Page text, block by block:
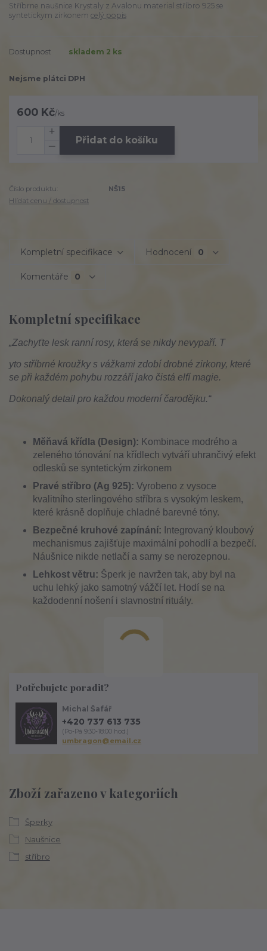
Stříbrne naušnice Krystaly z Avalonu material stříbro 925 se
syntetickym zirkonem celý popis
Dostupnost skladem 2 ks
Nejsme plátci DPH
600 Kč/ks
Přidat do košíku
Číslo produktu:
NŠ15
Hlídat cenu / dostupnost
Kompletní specifikace Hodnocení 0
Komentáře 0
Kompletní specifikace
„Zachyťte lesk ranní rosy, která se nikdy nevypaří. T
yto stříbrné kroužky s vážkami zdobí drobné zirkony, které
se při každém pohybu rozzáří jako čistá elfí magie.
Dokonalý detail pro každou moderní čarodějku.“
Měňavá křídla (Design): Kombinace modrého a
zeleného tónování na křídlech vytváří uhrančivý efekt
odlesků se syntetickým zirkonem
Pravé stříbro (Ag 925): Vyrobeno z vysoce
kvalitního sterlingového stříbra s vysokým leskem,
které krásně doplňuje chladné barevné tóny.
Bezpečné kruhové zapínání: Integrovaný kloubový
mechanismus zajišťuje maximální pohodlí a bezpečí.
Náušnice nikde netlačí a samy se nerozepnou.
Lehkost větru: Šperk je navržen tak, aby byl na
uchu lehký jako samotný vážčí let. Hodí se na
každodenní nošení i slavnostní rituály.
Zboží zařazeno v kategoriích
Šperky
Naušnice
stříbro
Potřebujete poradit?
Michal Šafář
+420 737 613 735
(Po-Pá 9:30-18:00 hod.)
umbragon@email.cz